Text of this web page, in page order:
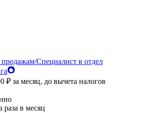
Специалист в отдел
₽ за месяц, до вычета налогов
в месяц